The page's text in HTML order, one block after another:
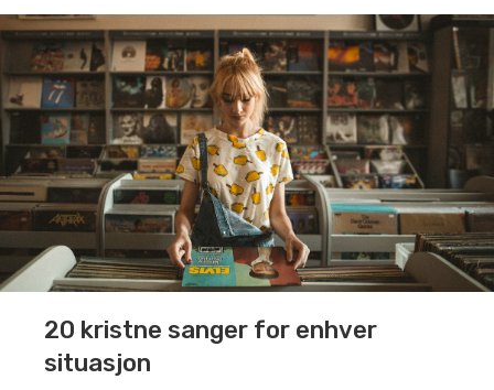
20 kristne sanger for enhver
situasjon